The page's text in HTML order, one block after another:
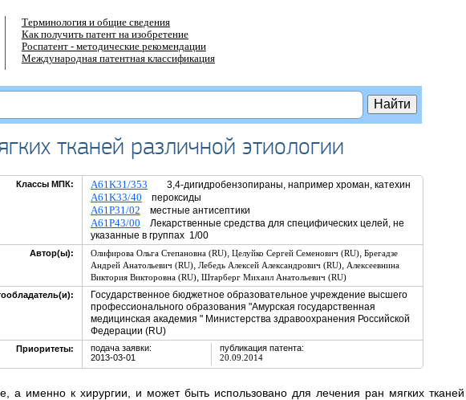
Терминология и общие сведения
Как получить патент на изобретение
Роспатент - методические рекомендации
Международная патентная классификация
тканей различной этиологии
Классы МПК: A61K31/353 3,4-дигидробензопираны, например хроман, катехин
A61K33/40 пероксиды
A61P31/02 местные антисептики
A61P43/00 Лекарственные средства для специфических целей, не
указанные в группах 1/00
Автор(ы): Олифирова Ольга Степановна (RU), Целуйко Сергей Семенович (RU), Брегадзе
Андрей Анатольевич (RU), Лебедь Алексей Александрович (RU), Алексеевнина
Виктория Викторовна (RU), Штарберг Михаил Анатольевич (RU)
Государственное бюджетное образовательное учреждение высшего
профессионального образования "Амурская государственная
медицинская академия " Министерства здравоохранения Российской
Федерации (RU)
Приоритеты:
подача заявки:
2013-03-01
публикация патента:
20.09.2014
а именно к хирургии, и может быть использовано для лечения ран мягких тканей